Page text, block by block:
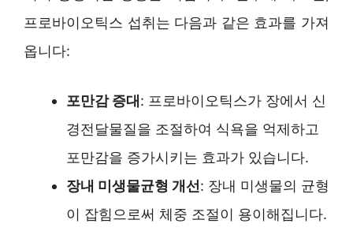
프로바이오틱스 섭취는 다음과 같은 효과를 가져
옵니다:
포만감 증대: 프로바이오틱스가 장에서 신
경전달물질을 조절하여 식욕을 억제하고
포만감을 증가시키는 효과가 있습니다.
장내 미생물균형 개선: 장내 미생물의 균형
이 잡힘으로써 체중 조절이 용이해집니다.